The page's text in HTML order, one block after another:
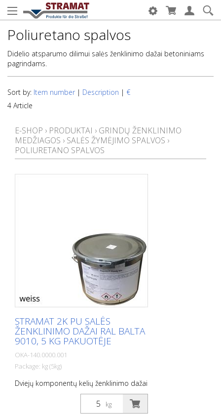
Poliuretano spalvos
Didelio atsparumo dilimui salės ženklinimo dažai betoniniams
pagrindams.
Sort by: Item number | Description | €
4 Article
E-SHOP › PRODUKTAI › GRINDŲ ŽENKLINIMO
MEDŽIAGOS › SALĖS ŽYMĖJIMO SPALVOS ›
POLIURETANO SPALVOS
STRAMAT 2K PU SALĖS
ŽENKLINIMO DAŽAI RAL BALTA
9010, 5 KG PAKUOTĖJE
OKA-140.0000.001
Package: kg (5kg)
Dviejų komponentų kelių ženklinimo dažai
STRAMAT 2-K-TM/56 EP yra papildomai
modifikuoti epoksidine medžiaga, todėl
yra atsparesni, geriau sukimba ir ilgiau
kg